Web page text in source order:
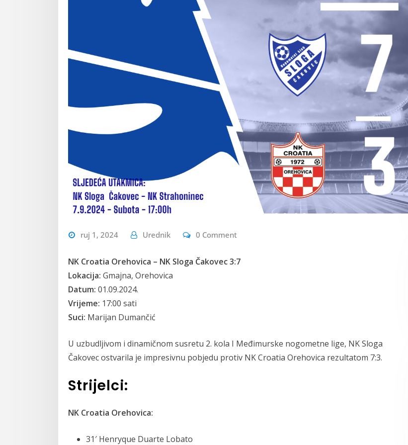
ruj 1, 2024 Urednik 0 Comment
NK Croatia Orehovica – NK Sloga Čakovec 3:7
Lokacija: Gmajna, Orehovica
Datum: 01.09.2024.
Vrijeme: 17:00 sati
Suci: Marijan Dumančić
U uzbudljivom i dinamičnom susretu 2. kola I Međimurske nogometne lige, NK Sloga
Čakovec ostvarila je impresivnu pobjedu protiv NK Croatia Orehovica rezultatom 7:3.
Strijelci:
NK Croatia Orehovica:
31′ Henryque Duarte Lobato